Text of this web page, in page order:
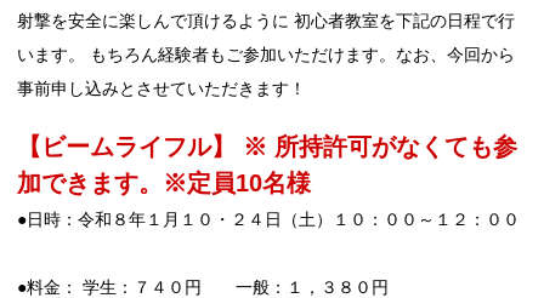
射撃を安全に楽しんで頂けるように 初心者教室を下記の日程で行
います。 もちろん経験者もご参加いただけます。なお、今回から
事前申し込みとさせていただきます！
【ビームライフル】 ※ 所持許可がなくても参
加できます。※定員10名様
●日時：令和８年１月１０・２４日（土）１０：００～１２：００
●料金： 学生：７４０円 一般：１，３８０円